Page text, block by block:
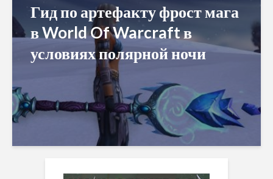
Гид по артефакту фрост мага
в World Of Warcraft в
условиях полярной ночи